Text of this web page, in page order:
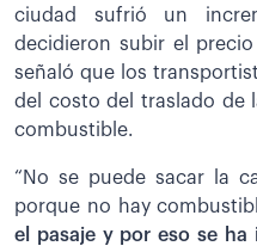
ciudad sufrió un
decidieron subir el
señaló que los
del costo del traslado de
combustible.
“No se puede sacar la
porque no hay
el pasaje y por eso se